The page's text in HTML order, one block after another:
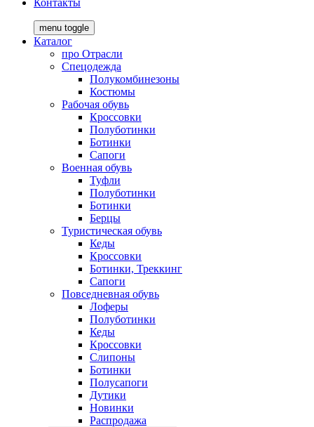
Контакты
menu toggle
Каталог
про Отрасли
Спецодежда
Полукомбинезоны
Костюмы
Рабочая обувь
Кроссовки
Полуботинки
Ботинки
Сапоги
Военная обувь
Туфли
Полуботинки
Ботинки
Берцы
Туристическая обувь
Кеды
Кроссовки
Ботинки, Треккинг
Сапоги
Повседневная обувь
Лоферы
Полуботинки
Кеды
Кроссовки
Слипоны
Ботинки
Полусапоги
Дутики
Новинки
Распродажа